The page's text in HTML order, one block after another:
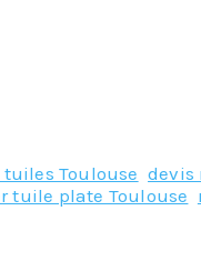
Toulouse ,devis
tuile plate Toulouse